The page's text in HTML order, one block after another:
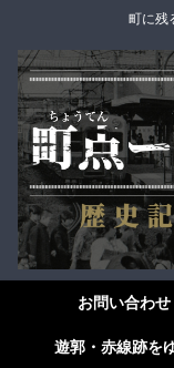
町に残
お問い合わせ
遊郭・赤線跡を